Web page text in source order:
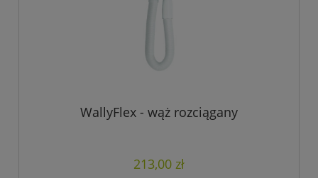
WallyFlex - wąż rozciągany
213,00 zł